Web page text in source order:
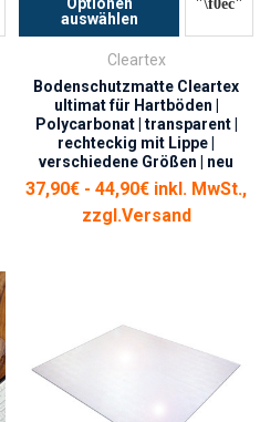
Optionen
auswählen
Cleartex
Bodenschutzmatte Cleartex
ultimat für Hartböden |
Polycarbonat | transparent |
rechteckig mit Lippe |
verschiedene Größen | neu
37,90€ - 44,90€ inkl. MwSt.,
zzgl.Versand